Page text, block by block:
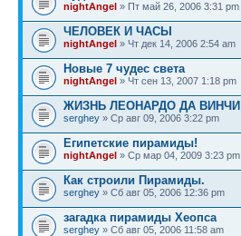
nightAngel » Пт май 26, 2006 3:31 pm
ЧЕЛОВЕК И ЧАСЫ
nightAngel » Чт дек 14, 2006 2:54 am
Новые 7 чудес света
nightAngel » Чт сен 13, 2007 1:18 pm
ЖИЗНЬ ЛЕОНАРДО ДА ВИНЧИ
serghey » Ср авг 09, 2006 3:22 pm
Египетские пирамиды!
nightAngel » Ср мар 04, 2009 3:23 pm
Как строили Пирамиды.
serghey » Сб авг 05, 2006 12:36 pm
загадка пирамиды Хеопса
serghey » Сб авг 05, 2006 11:58 am